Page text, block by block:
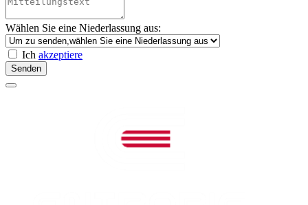
Wählen Sie eine Niederlassung aus:
Ich akzeptiere
Senden